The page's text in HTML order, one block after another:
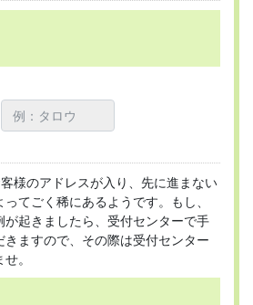
様のアドレスが入り、先に進まない
てごく稀にあるようです。もし、
が起きましたら、受付センターで手
ますので、その際は受付センター
。